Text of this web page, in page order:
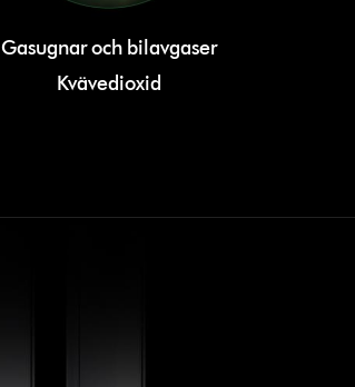
Gasugnar och bilavgaser
Kvävedioxid